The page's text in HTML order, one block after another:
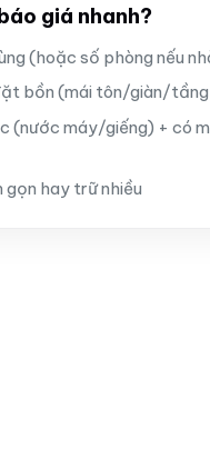
giá nhanh?
(hoặc số phòng nếu
bồn (mái tôn/giàn/
(nước máy/giếng) + có
gọn hay trữ nhiều